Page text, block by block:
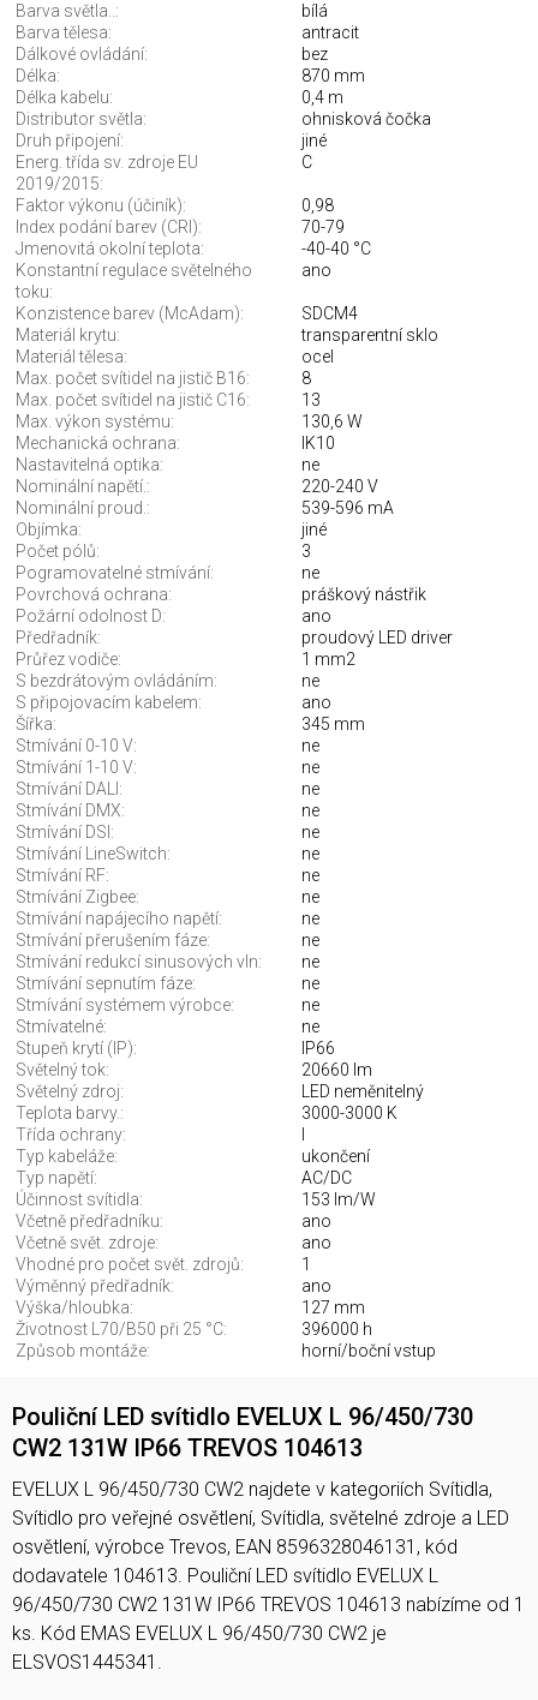
Barva světla..:
bílá
Barva tělesa:
antracit
Dálkové ovládání:
bez
Délka:
870 mm
Délka kabelu:
0,4 m
Distributor světla:
ohnisková čočka
Druh připojení:
jiné
Energ. třída sv. zdroje EU
2019/2015:
C
Faktor výkonu (účiník):
0,98
Index podání barev (CRI):
70-79
Jmenovitá okolní teplota:
-40-40 °C
Konstantní regulace světelného
toku:
ano
Konzistence barev (McAdam):
SDCM4
Materiál krytu:
transparentní sklo
Materiál tělesa:
ocel
Max. počet svítidel na jistič B16:
8
Max. počet svítidel na jistič C16:
13
Max. výkon systému:
130,6 W
Mechanická ochrana:
IK10
Nastavitelná optika:
ne
Nominální napětí.:
220-240 V
Nominální proud.:
539-596 mA
Objímka:
jiné
Počet pólů:
3
Pogramovatelné stmívání:
ne
Povrchová ochrana:
práškový nástřik
Požární odolnost D:
ano
Předřadník:
proudový LED driver
Průřez vodiče:
1 mm2
S bezdrátovým ovládáním:
ne
S připojovacím kabelem:
ano
Šířka:
345 mm
Stmívání 0-10 V:
ne
Stmívání 1-10 V:
ne
Stmívání DALI:
ne
Stmívání DMX:
ne
Stmívání DSI:
ne
Stmívání LineSwitch:
ne
Stmívání RF:
ne
Stmívání Zigbee:
ne
Stmívání napájecího napětí:
ne
Stmívání přerušením fáze:
ne
Stmívání redukcí sinusových vln:
ne
Stmívání sepnutím fáze:
ne
Stmívání systémem výrobce:
ne
Stmívatelné:
ne
Stupeň krytí (IP):
IP66
Světelný tok:
20660 lm
Světelný zdroj:
LED neměnitelný
Teplota barvy.:
3000-3000 K
Třída ochrany:
Typ kabeláže:
ukončení
Typ napětí:
AC/DC
Účinnost svítidla:
153 lm/W
Včetně předřadníku:
ano
Včetně svět. zdroje:
ano
Vhodné pro počet svět. zdrojů:
1
Výměnný předřadník:
ano
Výška/hloubka:
127 mm
Životnost L70/B50 při 25 °C:
396000 h
Způsob montáže:
horní/boční vstup
Pouliční LED svítidlo EVELUX L 96/450/730
CW2 131W IP66 TREVOS 104613
EVELUX L 96/450/730 CW2 najdete v kategoriích Svítidla,
Svítidlo pro veřejné osvětlení, Svítidla, světelné zdroje a LED
osvětlení, výrobce Trevos, EAN 8596328046131, kód
dodavatele 104613. Pouliční LED svítidlo EVELUX L
96/450/730 CW2 131W IP66 TREVOS 104613 nabízíme od 1
ks. Kód EMAS EVELUX L 96/450/730 CW2 je
ELSVOS1445341.